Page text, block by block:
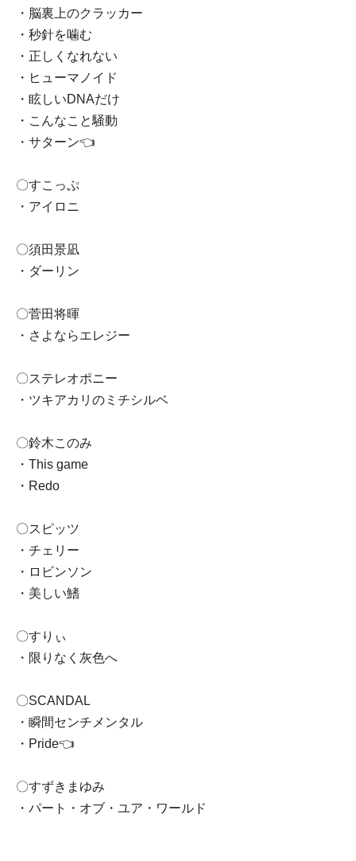
・脳裏上のクラッカー
・秒針を噛む
・正しくなれない
・ヒューマノイド
・眩しいDNAだけ
・こんなこと騒動
・サターン👈
〇すこっぷ
・アイロニ
〇須田景凪
・ダーリン
〇菅田将暉
・さよならエレジー
〇ステレオポニー
・ツキアカリのミチシルベ
〇鈴木このみ
・This game
・Redo
〇スピッツ
・チェリー
・ロビンソン
・美しい鰭
〇すりぃ
・限りなく灰色へ
〇SCANDAL
・瞬間センチメンタル
・Pride👈
〇すずきまゆみ
・パート・オブ・ユア・ワールド